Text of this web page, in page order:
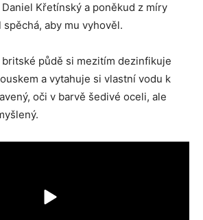
Daniel Křetínský a poněkud z míry
aby mu vyhověl.
půdě si mezitím dezinfikuje
a vytahuje si vlastní vodu k
oči v barvě šedivé oceli, ale